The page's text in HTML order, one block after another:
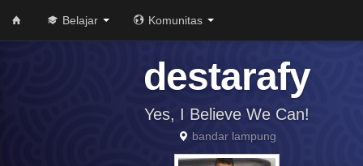
Belajar Komunitas
destarafy
Yes, I Believe We Can!
bandar lampung